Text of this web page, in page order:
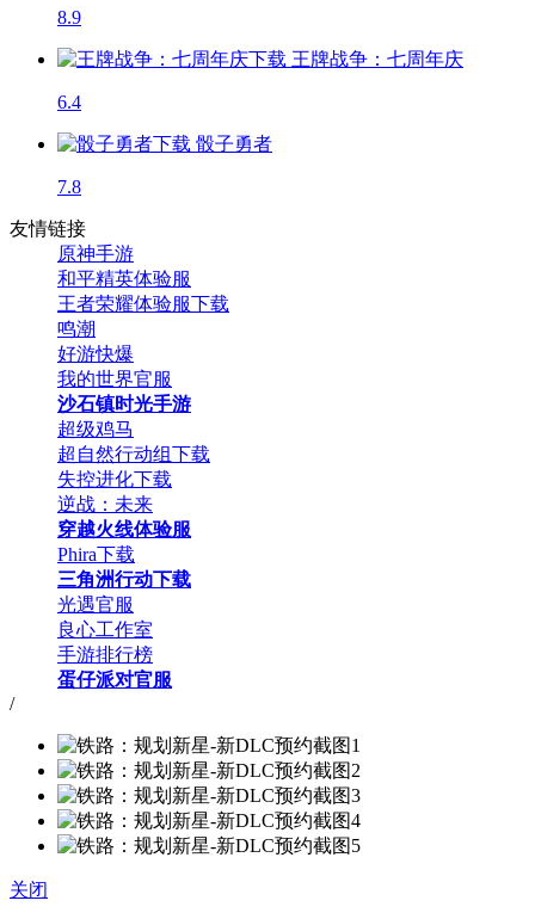
8.9
王牌战争：七周年庆
6.4
骰子勇者
7.8
友情链接
原神手游
和平精英体验服
王者荣耀体验服下载
鸣潮
好游快爆
我的世界官服
沙石镇时光手游
超级鸡马
超自然行动组下载
失控进化下载
逆战：未来
穿越火线体验服
Phira下载
三角洲行动下载
光遇官服
良心工作室
手游排行榜
蛋仔派对官服
/
关闭